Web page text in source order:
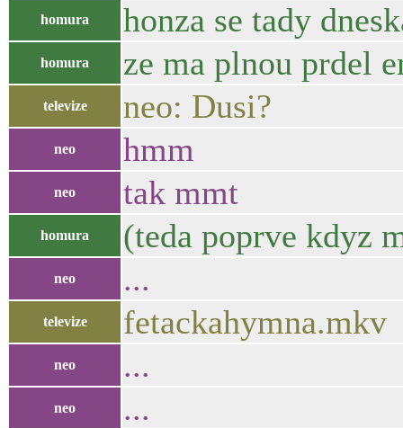
homura honza se tady
homura ze ma plnou prdel
televize neo: Dusi?
neo hmm
neo tak mmt
homura (teda poprve kdyz
neo ...
televize fetackahymna.mkv
neo ...
neo ...